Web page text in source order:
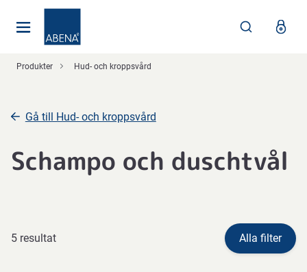
Produkter Hud- och kroppsvård
Gå till Hud- och kroppsvård
Schampo och duschtvål
5 resultat Alla filter